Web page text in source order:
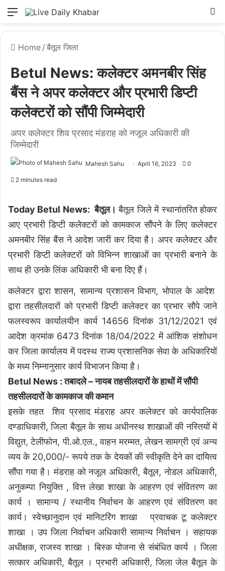
Menu
Home / बैतूल जिला
Betul News: कलेक्टर अमनबीर सिंह
बैंस ने अपर कलेक्टर और प्रभारी डिप्टी
कलेक्टरों को सौंपी जिम्मेदारी
अपर कलेक्टर शिव प्रसाद मंडराह को नजूल अधिकारी की
जिम्मेदारी
Mahesh Sahu April 16, 2023 0
2 minutes read
Today Betul News: बैतूल। बैतूल जिले में स्थानांतरित होकर
आए प्रभारी डिप्टी कलेक्टरों को कामकाज सौंपने के लिए कलेक्टर
अमनबीर सिंह बैंस ने आदेश जारी कर दिया है। अपर कलेक्टर और
प्रभारी डिप्टी कलेक्टरों को विभिन्न शाखाओं का प्रभारी बनाने के
साथ ही उनके लिंक अधिकारी भी बना दिए हैं।
कलेक्टर द्वारा शासन, सामान्य प्रशासन विभाग, भोपाल के आदेश
द्वारा तहसीलदारों को प्रभारी डिप्टी कलेक्टर का प्रभार सौपे जाने
फलस्वरूप कार्यालयीन कार्य 14656 दिनांक 31/12/2021 एवं
आदेश क्रमांक 6473 दिनांक 18/04/2022 में आंशिक संशोधन
कर जिला कार्यालय में पदस्थ राज्य प्रशासनिक सेवा के अधिकारियों
के मध्य निम्नानुसार कार्य विभाजन किया है।
Betul News : तबादले – नायब तहसीलदारों के हाथों में सौंपी
तहसीलदारों के कामकाज की कमान
इसके तहत शिव प्रसाद मंडराह अपर कलेक्टर को कार्यपालिक
दण्डाधिकारी, जिला बैतूल के साथ अधीनस्थ शाखाओं की नस्तियों में
विद्युत, टेलीफोन, पी.ओ.एल., वाहन मरम्मत, लेखन सामग्री एवं अन्य
व्यय के 20,000/- रूपये तक के देयकों की स्वीकृति देने का दायित्व
सौंपा गया है। मंडराह को नजूल अधिकारी, बैतूल, नोडल अधिकारी,
अनुकम्पा नियुक्ति , वित्त लेखा शाखा के आहरण एवं संवितरण का
कार्य । सामान्य / स्थानीय निर्वाचन के आहरण एवं संवितरण का
कार्य। स्वेच्छानुदान एवं मानिटरिंग शाखा प्रवाचक टू कलेक्टर
शाखा । उप जिला निर्वाचन अधिकारी सामान्य निर्वाचन । सहायक
अधीक्षक, राजस्व शाखा । बिस्क योजना से संबंधित कार्य । जिला
सत्कार अधिकारी, बैतूल । प्रभारी अधिकारी, जिला जेल बैतूल के